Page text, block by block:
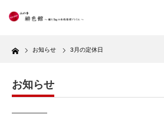
Home お知らせ 3月の定休日
お知らせ